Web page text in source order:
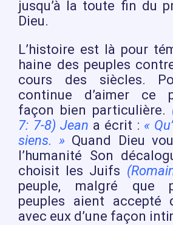
jusqu’à la toute fin du
Dieu.
L’histoire est là pour
haine des peuples
cours des siècles.
continue d’aimer ce
façon bien particulière.
7: 7-8) Jean a écrit : «
siens. » Quand Dieu
l’humanité Son
choisit les Juifs
peuple, malgré que
peuples aient accepté
avec eux d’une façon